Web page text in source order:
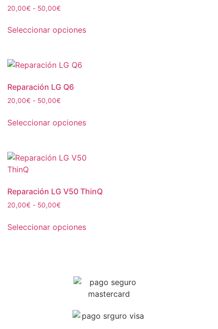
20,00€ - 50,00€
Seleccionar opciones
Reparación LG Q6
20,00€ - 50,00€
Seleccionar opciones
Reparación LG V50 ThinQ
20,00€ - 50,00€
Seleccionar opciones